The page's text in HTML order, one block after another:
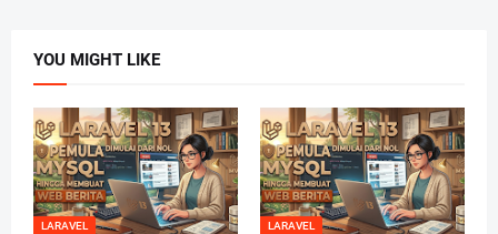
YOU MIGHT LIKE
LARAVEL LARAVEL